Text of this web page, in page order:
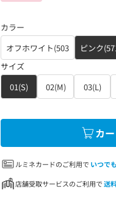
カラー
オフホワイト(503
ピンク
サイズ
01(S)
02(M) 03(L)
カ
ルミネカードのご利用で いつでも
店舗受取サービスのご利用で送